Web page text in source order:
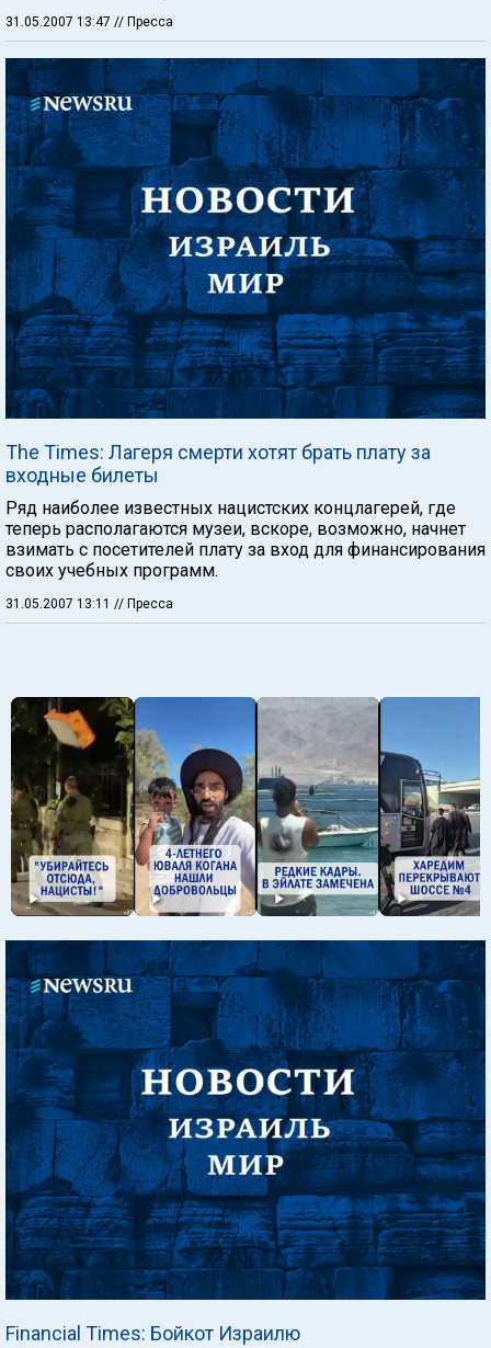
31.05.2007 13:47 // Пресса
The Times: Лагеря смерти хотят брать плату за
входные билеты
Ряд наиболее известных нацистских концлагерей, где
теперь располагаются музеи, вскоре, возможно, начнет
взимать с посетителей плату за вход для финансирования
своих учебных программ.
31.05.2007 13:11 // Пресса
Financial Times: Бойкот Израилю